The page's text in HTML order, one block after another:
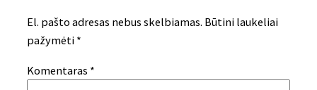
El. pašto adresas nebus skelbiamas. Būtini laukeliai
pažymėti *
Komentaras *